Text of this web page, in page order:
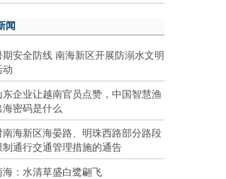
闻
安全防线 南海新区开展防溺水文明
动
企业让越南官员点赞，中国智慧渔
密码是什么
南海新区海晏路、明珠西路部分路段
制通行交通管理措施的通告
海：水清草盛白鹭翩飞